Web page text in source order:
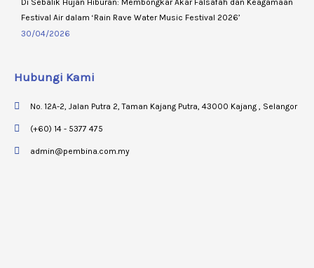
Festival Air dalam ‘Rain Rave Water Music Festival 2026’
30/04/2026
Hubungi Kami
No. 12A-2, Jalan Putra 2, Taman Kajang Putra, 43000 Kajang , Selangor
(+60) 14 - 5377 475
admin@pembina.com.my